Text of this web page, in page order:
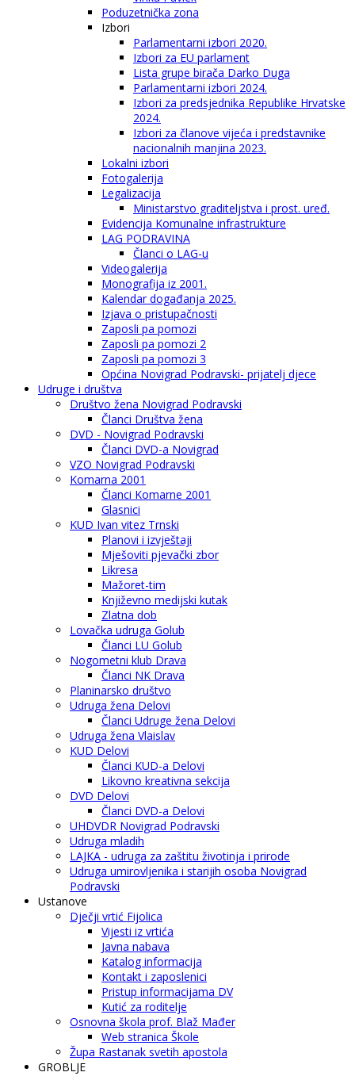
Poduzetnička zona
Izbori
Parlamentarni izbori 2020.
Izbori za EU parlament
Lista grupe birača Darko Duga
Parlamentarni izbori 2024.
Izbori za predsjednika Republike Hrvatske
2024.
Izbori za članove vijeća i predstavnike
nacionalnih manjina 2023.
Lokalni izbori
Fotogalerija
Legalizacija
Ministarstvo graditeljstva i prost. uređ.
Evidencija Komunalne infrastrukture
LAG PODRAVINA
Članci o LAG-u
Videogalerija
Monografija iz 2001.
Kalendar događanja 2025.
Izjava o pristupačnosti
Zaposli pa pomozi
Zaposli pa pomozi 2
Zaposli pa pomozi 3
Općina Novigrad Podravski- prijatelj djece
Udruge i društva
Društvo žena Novigrad Podravski
Članci Društva žena
DVD - Novigrad Podravski
Članci DVD-a Novigrad
VZO Novigrad Podravski
Komarna 2001
Članci Komarne 2001
Glasnici
KUD Ivan vitez Trnski
Planovi i izvještaji
Mješoviti pjevački zbor
Likresa
Mažoret-tim
Književno medijski kutak
Zlatna dob
Lovačka udruga Golub
Članci LU Golub
Nogometni klub Drava
Članci NK Drava
Planinarsko društvo
Udruga žena Delovi
Članci Udruge žena Delovi
Udruga žena Vlaislav
KUD Delovi
Članci KUD-a Delovi
Likovno kreativna sekcija
DVD Delovi
Članci DVD-a Delovi
UHDVDR Novigrad Podravski
Udruga mladih
LAJKA - udruga za zaštitu životinja i prirode
Udruga umirovljenika i starijih osoba Novigrad
Podravski
Ustanove
Dječji vrtić Fijolica
Vijesti iz vrtića
Javna nabava
Katalog informacija
Kontakt i zaposlenici
Pristup informacijama DV
Kutić za roditelje
Osnovna škola prof. Blaž Mađer
Web stranica Škole
Župa Rastanak svetih apostola
GROBLJE